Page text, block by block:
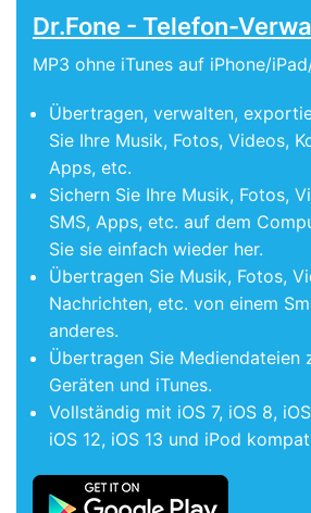
Dr.Fone - Telefon-
MP3 ohne iTunes auf iPhone/
Übertragen, verwalten,
Sie Ihre Musik, Fotos, Videos,
Apps, etc.
Sichern Sie Ihre Musik, Fotos,
SMS, Apps, etc. auf dem
Sie sie einfach wieder her.
Übertragen Sie Musik, Fotos,
Nachrichten, etc. von einem
anderes.
Übertragen Sie Mediendateien
Geräten und iTunes.
Vollständig mit iOS 7, iOS 8, iOS
iOS 12, iOS 13 und iPod